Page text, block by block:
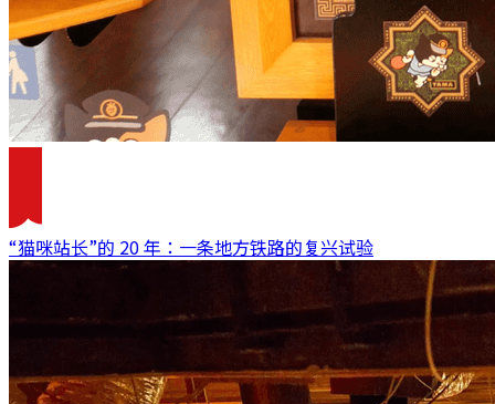
“猫咪站长”的 20 年：一条地方铁路的复兴试验